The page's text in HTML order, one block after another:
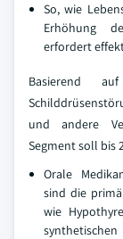
So, wie
Erhöhung
erfordert
Basierend
und andere
Segment soll bis
Orale
sind die
wie